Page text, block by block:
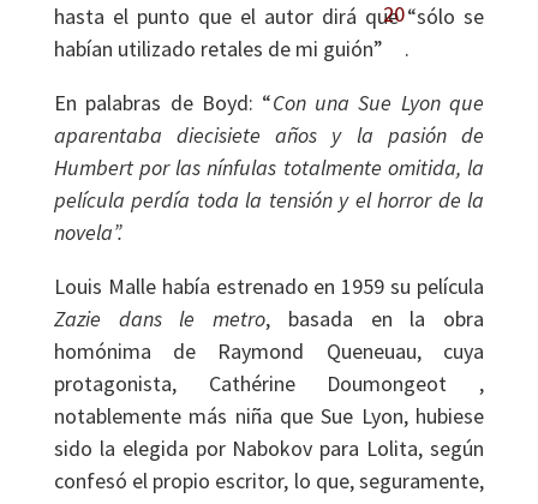
hasta el punto que el autor dirá que “sólo se
habían utilizado retales de mi guión”
20
.
En palabras de Boyd: “Con una Sue Lyon que
aparentaba diecisiete años y la pasión de
Humbert por las nínfulas totalmente omitida, la
película perdía toda la tensión y el horror de la
novela”.
Louis Malle había estrenado en 1959 su película
Zazie dans le metro, basada en la obra
homónima de Raymond Queneuau, cuya
protagonista, Cathérine Doumongeot ,
notablemente más niña que Sue Lyon, hubiese
sido la elegida por Nabokov para Lolita, según
confesó el propio escritor, lo que, seguramente,